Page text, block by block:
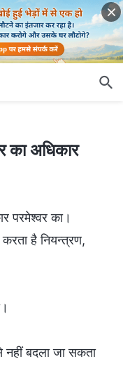
अधिकार
परमेश्वर का।
है नियन्त्रण,
बदला जा सकता